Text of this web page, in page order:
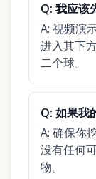
Q: 我应该
A: 视频演
进入其下
二个球。
Q: 如果我
A: 确保你
没有任何
物。